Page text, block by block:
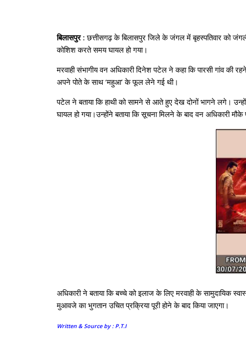
बिलासपुर : छत्तीसगढ़ के बिलासपुर जिले के जंगल में बृहस्पतिवार को
कोशिश करते समय घायल हो गया।
मरवाही संभागीय वन अधिकारी दिनेश पटेल ने कहा कि पारसी गांव की
अपने पोते के साथ ‘महुआ’ के फूल लेने गई थी।
पटेल ने बताया कि हाथी को सामने से आते हुए देख दोनों भागने लगे।
घायल हो गया।उन्होंने बताया कि सूचना मिलने के बाद वन अधिकारी
अधिकारी ने बताया कि बच्चे को इलाज के लिए मरवाही के सामुदायिक
मुआवजे का भुगतान उचित प्रक्रिया पूरी होने के बाद किया जाएगा।
Written & Source by : P.T.I